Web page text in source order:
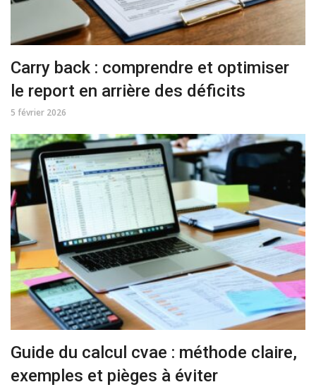
Carry back : comprendre et optimiser
le report en arrière des déficits
5 février 2026
Guide du calcul cvae : méthode claire,
exemples et pièges à éviter